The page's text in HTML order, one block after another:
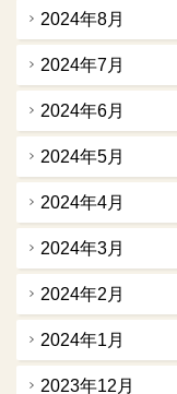
2024年8月
2024年7月
2024年6月
2024年5月
2024年4月
2024年3月
2024年2月
2024年1月
2023年12月